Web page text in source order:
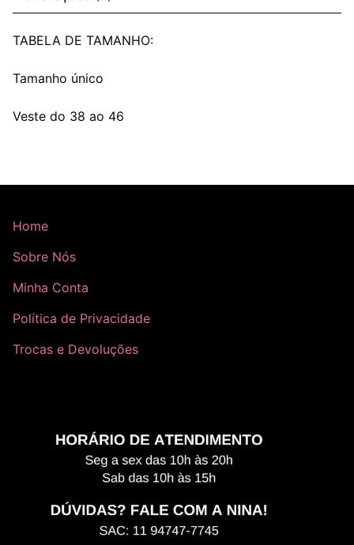
TABELA DE TAMANHO:
Tamanho único
Veste do 38 ao 46
Home
Sobre Nós
Minha Conta
Política de Privacidade
Trocas e Devoluções